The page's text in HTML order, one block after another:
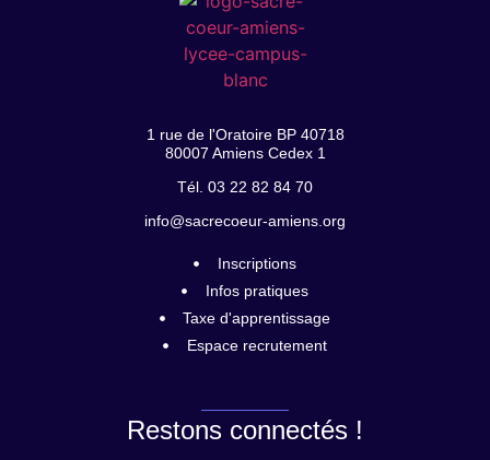
1 rue de l'Oratoire BP 40718
80007 Amiens Cedex 1
Tél. 03 22 82 84 70
info@sacrecoeur-amiens.org
Inscriptions
Infos pratiques
Taxe d'apprentissage
Espace recrutement
Restons connectés !